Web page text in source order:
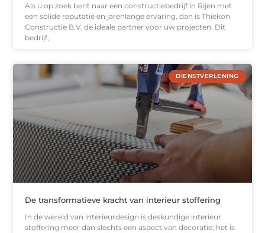
Als u op zoek bent naar een constructiebedrijf in Rijen met
een solide reputatie en jarenlange ervaring, dan is Thiekon
Constructie B.V. de ideale partner voor uw projecten. Dit
bedrijf,
DIENSTVERLENING
De transformatieve kracht van interieur stoffering
In de wereld van interieurdesign is deskundige interieur
stoffering meer dan slechts een aspect van decoratie; het is